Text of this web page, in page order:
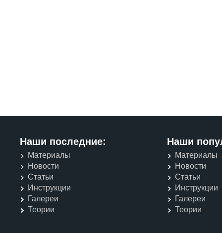
Наши последние:
Материалы
Новости
Статьи
Инструкции
Галереи
Теории
Наши
Материалы
Новости
Статьи
Инструкции
Галереи
Теории